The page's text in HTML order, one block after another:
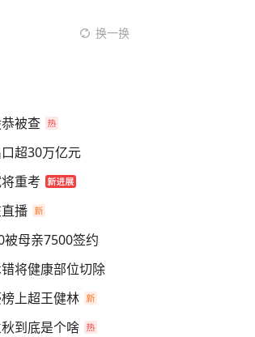
换一换
被查
超30万亿元
重考
播
母亲7500签约
将健康部位切除
上超王健林
到底是个啥